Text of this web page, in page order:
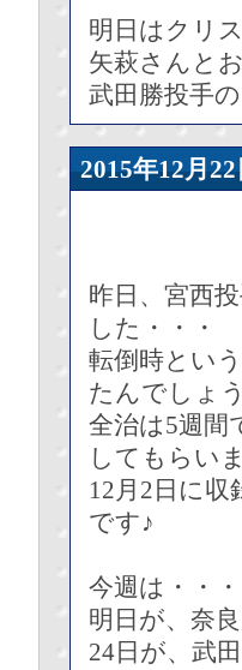
明日はクリ
矢萩さんと
武田勝投手
2015年12
昨日、宮西
した・・・
転倒時とい
たんでしょ
全治は5週間
してもらい
12月2日に
です♪
今週は・・・
明日が、奈
24日が、武